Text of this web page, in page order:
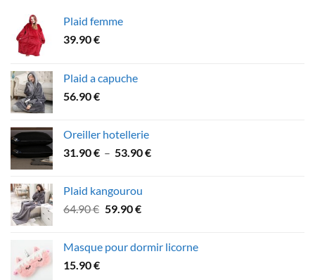
Plaid femme
39.90€
Plaid a capuche
56.90€
Oreiller hotellerie
31.90€ – 53.90€Plage
Plaid kangourou
64.90€ Le
était :
59.90€Le
est :
Masque pour dormir licorne
15.90€